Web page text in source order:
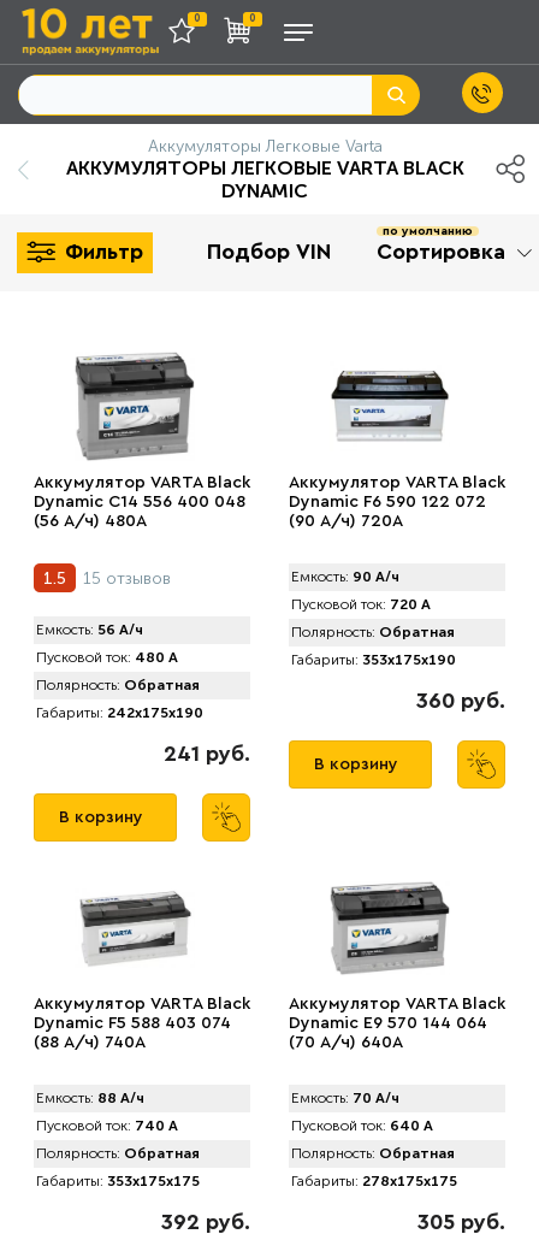
0 0
Аккумуляторы Легковые Varta
АККУМУЛЯТОРЫ ЛЕГКОВЫЕ VARTA BLACK
DYNAMIC
Фильтр Подбор VIN Сортировка
по умолчанию
Аккумулятор VARTA Black
Dynamic C14 556 400 048
(56 А/ч) 480А
1.5 15 отзывов
Емкость: 56 А/ч
Пусковой ток: 480 А
Полярность: Обратная
Габариты: 242x175x190
241 руб.
В корзину
Аккумулятор VARTA Black
Dynamic F6 590 122 072
(90 А/ч) 720А
Емкость: 90 А/ч
Пусковой ток: 720 А
Полярность: Обратная
Габариты: 353x175x190
360 руб.
В корзину
Аккумулятор VARTA Black
Dynamic F5 588 403 074
(88 А/ч) 740А
Емкость: 88 А/ч
Пусковой ток: 740 А
Полярность: Обратная
Габариты: 353x175x175
392 руб.
Аккумулятор VARTA Black
Dynamic E9 570 144 064
(70 А/ч) 640А
Емкость: 70 А/ч
Пусковой ток: 640 А
Полярность: Обратная
Габариты: 278x175x175
305 руб.